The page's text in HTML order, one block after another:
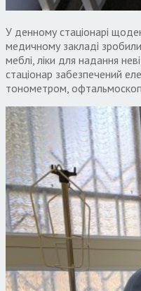
У денному стаціонарі
медичному закладі
меблі, ліки для надання
стаціонар забезпечений
тонометром,